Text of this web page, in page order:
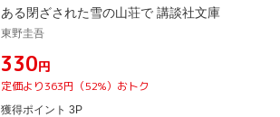
ある閉ざされた雪の山荘で 講談社文庫
東野圭吾
¥330円
定価より363円（52%）おトク
獲得ポイント 3P